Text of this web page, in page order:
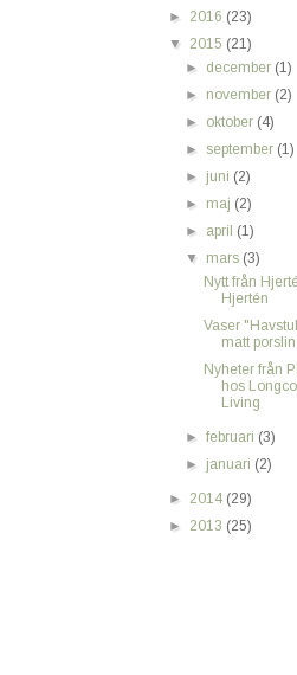
► 2016 (23)
▼ 2015 (21)
► december (1)
► november (2)
► oktober (4)
►september (1)
► juni (2)
► maj (2)
► april (1)
▼ mars (3)
Nytt från
Hjertén
Vaser
matt porslin
Nyheter från
hos
Living
►februari (3)
► januari (2)
► 2014 (29)
► 2013 (25)